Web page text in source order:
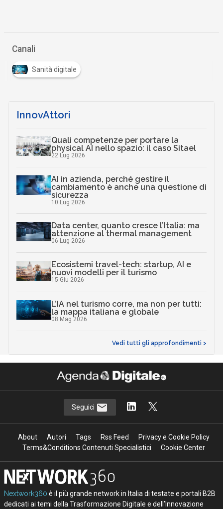
Canali
Sanità digitale
InnovAttori
Quali competenze per portare la
physical AI nello spazio: il caso Sitael
22 Lug 2026
AI in azienda, perché gestire il
cambiamento è anche una questione di
sicurezza
10 Lug 2026
Data center, quanto cresce l’Italia: ma
attenzione al thermal management
06 Lug 2026
Ecosistemi travel-tech: startup, AI e
nuovi modelli per il turismo
15 Giu 2026
L’IA nel turismo corre, ma non per tutti:
la mappa italiana e globale
08 Mag 2026
Vedi tutti gli approfondimenti >
Seguici
About Autori Tags Rss Feed
Privacy e Cookie Policy
Terms&Conditions Contenuti Specialistici
Cookie Center
Nextwork360 è il più grande network in Italia di testate e portali B2B
dedicati ai temi della Trasformazione Digitale e dell’Innovazione